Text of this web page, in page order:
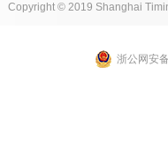
Copyright © 2019 Shanghai
浙公网安